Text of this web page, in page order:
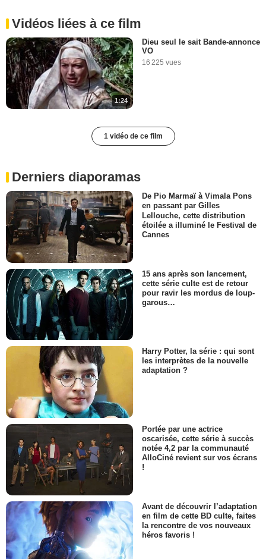
Vidéos liées à ce film
1:24
Dieu seul le sait Bande-annonce
VO
16 225 vues
1 vidéo de ce film
Derniers diaporamas
De Pio Marmaï à Vimala Pons
en passant par Gilles
Lellouche, cette distribution
étoilée a illuminé le Festival de
Cannes
15 ans après son lancement,
cette série culte est de retour
pour ravir les mordus de loup-
garous…
Harry Potter, la série : qui sont
les interprètes de la nouvelle
adaptation ?
Portée par une actrice
oscarisée, cette série à succès
notée 4,2 par la communauté
AlloCiné revient sur vos écrans
!
Avant de découvrir l’adaptation
en film de cette BD culte, faites
la rencontre de vos nouveaux
héros favoris !